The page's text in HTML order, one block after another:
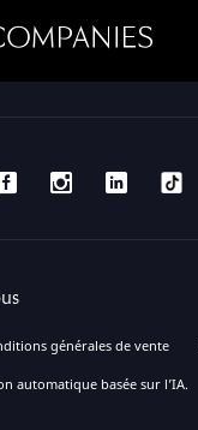
générales de vente
automatique basée sur l’IA.